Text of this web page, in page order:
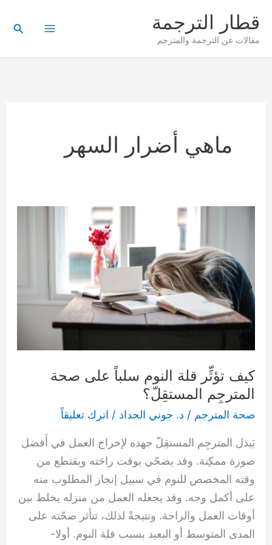
إلى
المحتوى
قطار الترجمة
مقالات عن الترجمة والمترجم
ماهي أضرار السهر
كيف تؤثِّر قلة النوم سلباً على صحة
المترجِم المستقِلّ؟
صحة المترجم / د. جوني الحداد / اترك تعليقاً
يَبذل المترجِم المستقِلّ جهده لإخراج العمل في أَفضل
صورة ممكِنة. وقد يضحّي بوقت راحَته ويقتطع من
وقته المخصص للنوم في سبيل إنجاز المطلوب منه
على أكمل وجه. وقد يجعله العمل من منزله يخلط بين
أوقات العمل والراحة. ونتيجةً لذلك، تتأثر صحّته على
المدى المتوسط أو البعيد بسبب قلة النوم. أولا-
النوم
سلباً
على
صحة